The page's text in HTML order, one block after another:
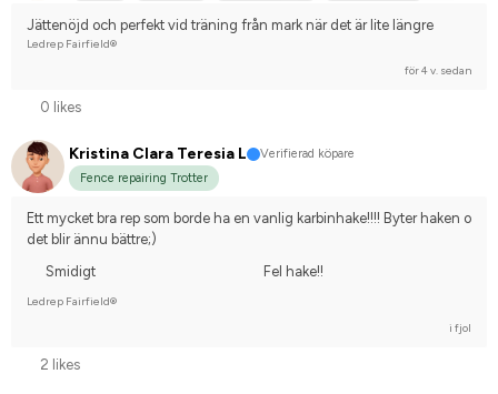
Tävlingsrider på hobbynivå
Jättenöjd och perfekt vid träning från mark när det är lite längre
Ledrep Fairfield®
för 4 v. sedan
0 likes
Kristina Clara Teresia L
Verifierad köpare
Fence repairing Trotter
Ett mycket bra rep som borde ha en vanlig karbinhake!!!! Byter haken o
det blir ännu bättre;)
Smidigt
Fel hake!!
Ledrep Fairfield®
i fjol
2 likes